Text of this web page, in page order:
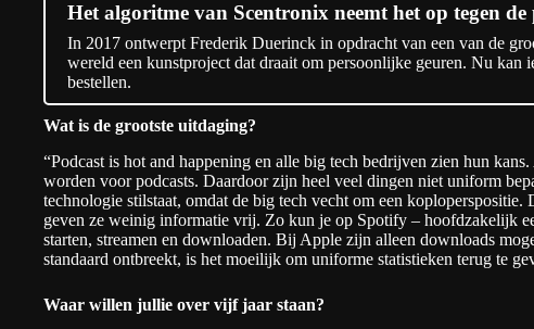
Het algoritme van Scentronix neemt het op tegen
In 2017 ontwerpt Frederik Duerinck in opdracht van een van de
wereld een kunstproject dat draait om persoonlijke geuren. Nu kan
bestellen.
Wat is de grootste uitdaging?
“Podcast is hot and happening en alle big tech bedrijven zien hun
worden voor podcasts. Daardoor zijn heel veel dingen niet uniform
technologie stilstaat, omdat de big tech vecht om een
geven ze weinig informatie vrij. Zo kun je op Spotify – hoofdzakelijk
starten, streamen en downloaden. Bij Apple zijn alleen downloads
standaard ontbreekt, is het moeilijk om uniforme statistieken terug te
Waar willen jullie over vijf jaar staan?